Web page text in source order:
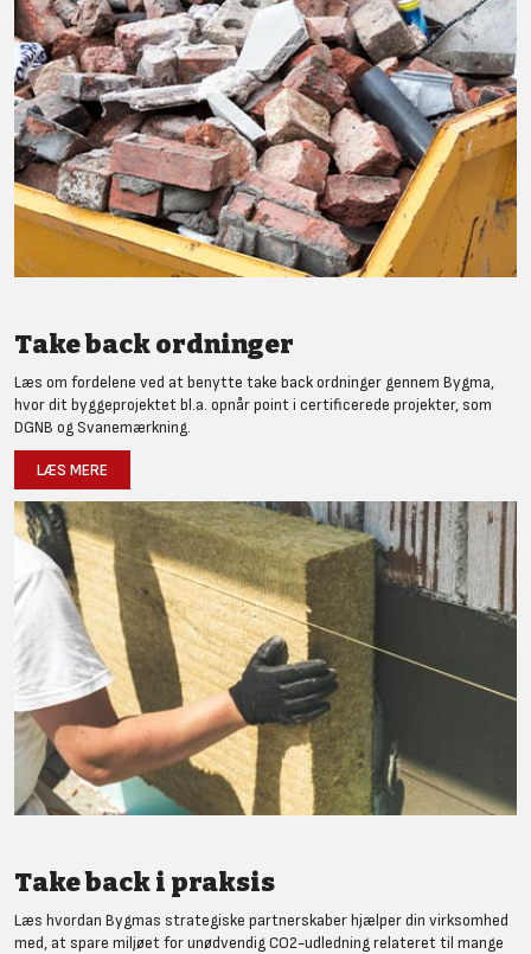
Take back ordninger
Læs om fordelene ved at benytte take back ordninger gennem Bygma,
hvor dit byggeprojektet bl.a. opnår point i certificerede projekter, som
DGNB og Svanemærkning.
LÆS MERE
Take back i praksis
Læs hvordan Bygmas strategiske partnerskaber hjælper din virksomhed
med, at spare miljøet for unødvendig CO2-udledning relateret til mange